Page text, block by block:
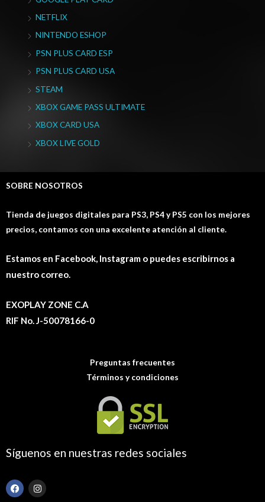
NETFLIX
NINTENDO ESHOP
PSN PLUS CARD ESP
PSN PLUS CARD USA
STEAM
XBOX GAME PASS ULTIMATE
XBOX CARD USA
XBOX LIVE GOLD
SOBRE NOSOTROS
Tienda de juegos digitales para PS3, PS4 y PS5 con los mejores
precios, contamos con una excelente atención al cliente.
Estamos en Facebook, Instagram o puedes escribirnos a
nuestro correo.
EXOPLAY ZONE C.A
RIF No. J-50078166-0
Preguntas frecuentes
Términos y condiciones
Síguenos en nuestras redes sociales
F
a
I
n